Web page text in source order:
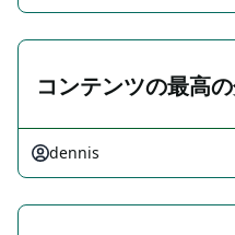
コンテンツの最高
dennis